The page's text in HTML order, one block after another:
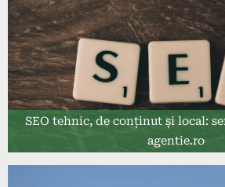
SEO tehnic, de conținut și local:
agentie.ro